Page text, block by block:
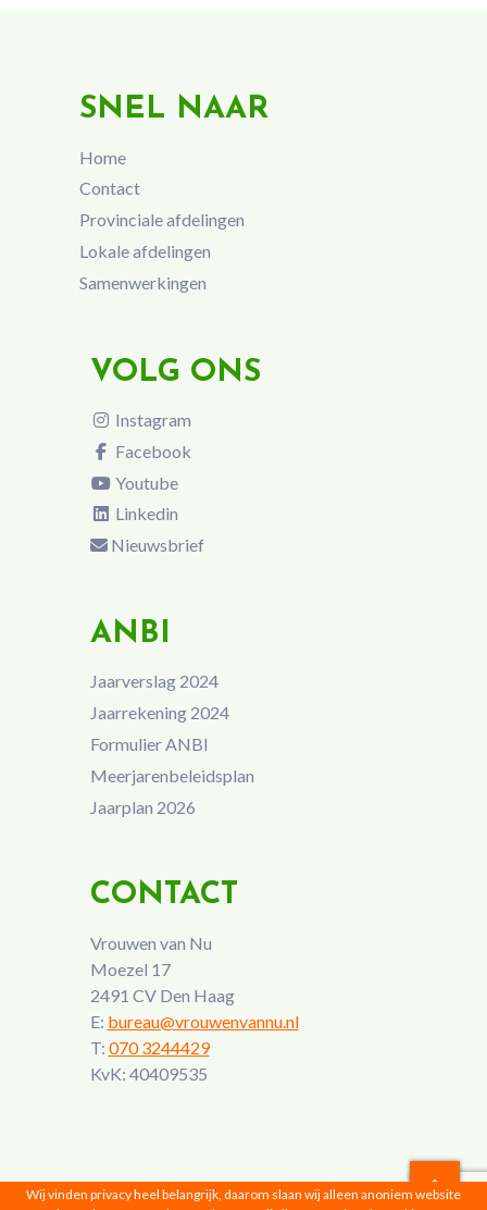
SNEL NAAR
Home
Contact
Provinciale afdelingen
Lokale afdelingen
Samenwerkingen
VOLG ONS
Instagram
Facebook
Youtube
Linkedin
Nieuwsbrief
ANBI
Jaarverslag 2024
Jaarrekening 2024
Formulier ANBI
Meerjarenbeleidsplan
Jaarplan 2026
CONTACT
Vrouwen van Nu
Moezel 17
2491 CV Den Haag
E: bureau@vrouwenvannu.nl
T: 070 3244429
KvK: 40409535
Wij vinden privacy heel belangrijk, daarom slaan wij alleen anoniem website